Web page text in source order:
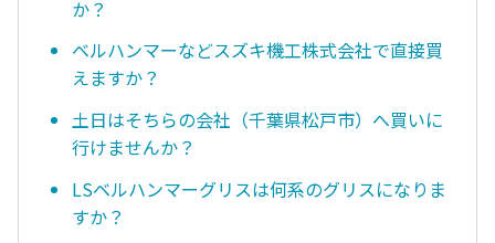
か？
ベルハンマーなどスズキ機工株式会社で直接買
えますか？
土日はそちらの会社（千葉県松戸市）へ買いに
行けませんか？
LSベルハンマーグリスは何系のグリスになりま
すか？